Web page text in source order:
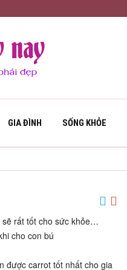
GIA ĐÌNH SỐNG KHỎE
sẽ rất tốt cho sức khỏe…
cho con bú
được carrot tốt nhất cho gia